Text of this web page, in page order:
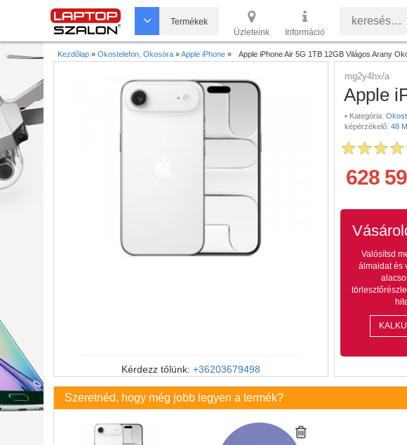
Termékek
Üzleteink
Információ
Kezdőlap » Okostelefon, Okosóra »Apple iPhone » Apple iPhone Air 5G 1TB 12GB Világos Arany
Kérdezz tőlünk: +36203679498
mg2y4hx/a
Apple
• Kategória:
képérzékelő: 48
628
Valósítsd
álmaidat és
Szeretnéd, hogy még jobb legyen a termék?